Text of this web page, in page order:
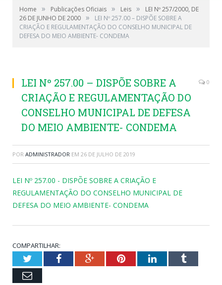
Home » Publicações Oficiais » Leis »
LEI Nº 257/2000, DE
26 DE JUNHO DE 2000 »
LEI Nº 257.00 – DISPÕE SOBRE A
CRIAÇÃO E REGULAMENTAÇÃO DO CONSELHO MUNICIPAL DE
DEFESA DO MEIO AMBIENTE- CONDEMA
LEI Nº 257.00 – DISPÕE SOBRE A
CRIAÇÃO E REGULAMENTAÇÃO DO
CONSELHO MUNICIPAL DE DEFESA
DO MEIO AMBIENTE- CONDEMA
0
POR ADMINISTRADOR EM 26 DE JULHO DE 2019
LEI Nº 257.00 - DISPÕE SOBRE A CRIAÇÃO E
REGULAMENTAÇÃO DO CONSELHO MUNICIPAL DE
DEFESA DO MEIO AMBIENTE- CONDEMA
COMPARTILHAR:
TwitterFacebookGoogle+PinterestLinkedInTumblr
Email